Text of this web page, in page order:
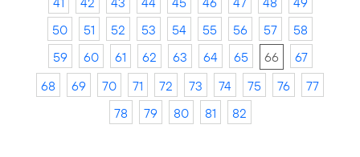
50
51 52 53 54 55 56 57
58
59
60 61 62 63 64 65 66
67
68
69 70 71 72 73 74 75 76
77
78
79 80 81 82